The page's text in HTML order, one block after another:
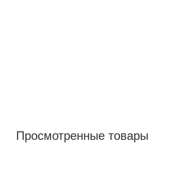
Просмотренные товары